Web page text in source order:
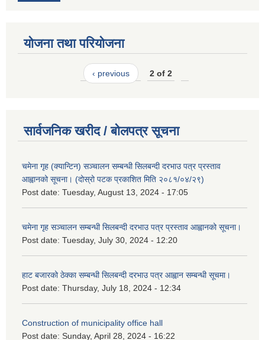
योजना तथा परियोजना
‹ previous 2 of 2
सार्वजनिक खरीद / बोलपत्र सूचना
चमेना गृह (क्यान्टिन) सञ्चालन सम्बन्धी सिलबन्दी दरभाउ पत्र प्रस्ताव
आह्वानको सूचना। (दोस्रो पटक प्रकाशित मिति २०८१/०४/२९)
Post date: Tuesday, August 13, 2024 - 17:05
चमेना गृह सञ्चालन सम्बन्धी सिलबन्दी दरभाउ पत्र प्रस्ताव आह्वानको सूचना।
Post date: Tuesday, July 30, 2024 - 12:20
हाट बजारको ठेक्का सम्बन्धी सिलबन्दी दरभाउ पत्र आह्वान सम्बन्धी सूचमा।
Post date: Thursday, July 18, 2024 - 12:34
Construction of municipality office hall
Post date: Sunday, April 28, 2024 - 16:22